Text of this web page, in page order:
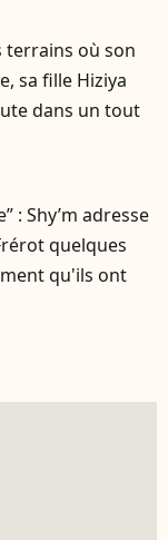
terrains où son
sa fille Hiziya
dans un tout
: Shy’m adresse
quelques
qu'ils ont